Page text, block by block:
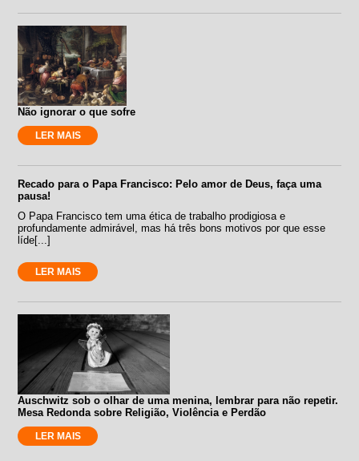
Não ignorar o que sofre
LER MAIS
Recado para o Papa Francisco: Pelo amor de Deus, faça uma
pausa!
O Papa Francisco tem uma ética de trabalho prodigiosa e
profundamente admirável, mas há três bons motivos por que esse
líde[...]
LER MAIS
Auschwitz sob o olhar de uma menina, lembrar para não repetir.
Mesa Redonda sobre Religião, Violência e Perdão
LER MAIS